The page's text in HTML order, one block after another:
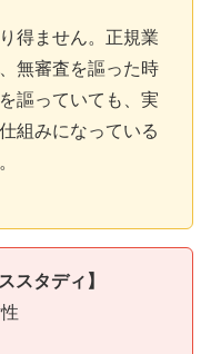
得ません。正規業
無審査を謳った時
謳っていても、実
組みになっている
スタディ】